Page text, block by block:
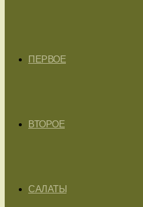
ПЕРВОЕ
ВТОРОЕ
САЛАТЫ